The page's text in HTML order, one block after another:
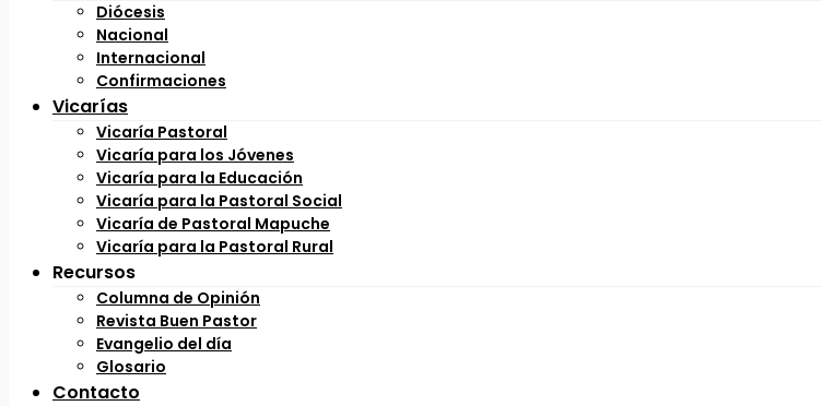
Diócesis
Nacional
Internacional
Confirmaciones
Vicarías
Vicaría Pastoral
Vicaría para los Jóvenes
Vicaría para la Educación
Vicaría para la Pastoral Social
Vicaría de Pastoral Mapuche
Vicaría para la Pastoral Rural
Recursos
Columna de Opinión
Revista Buen Pastor
Evangelio del día
Glosario
Contacto